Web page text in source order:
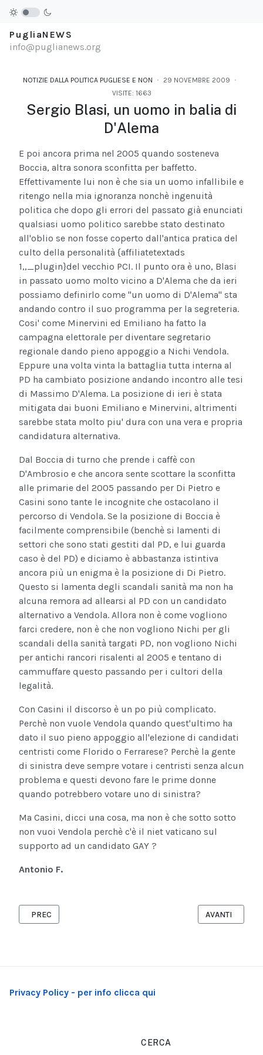
PugliaNEWS
info@puglianews.org
NOTIZIE DALLA POLITICA PUGLIESE E NON
29 NOVEMBRE 2009
VISITE: 1663
Sergio Blasi, un uomo in balia di
D'Alema
E poi ancora prima nel 2005 quando sosteneva
Boccia, altra sonora sconfitta per baffetto.
Effettivamente lui non è che sia un uomo infallibile e
ritengo nella mia ignoranza nonchè ingenuità
politica che dopo gli errori del passato già enunciati
qualsiasi uomo politico sarebbe stato destinato
all'oblio se non fosse coperto dall'antica pratica del
culto della personalità {affiliatetextads
1,,_plugin}del vecchio PCI. Il punto ora è uno, Blasi
in passato uomo molto vicino a D'Alema che da ieri
possiamo definirlo come "un uomo di D'Alema" sta
andando contro il suo programma per la segreteria.
Cosi' come Minervini ed Emiliano ha fatto la
campagna elettorale per diventare segretario
regionale dando pieno appoggio a Nichi Vendola.
Eppure una volta vinta la battaglia tutta interna al
PD ha cambiato posizione andando incontro alle tesi
di Massimo D'Alema. La posizione di ieri è stata
mitigata dai buoni Emiliano e Minervini, altrimenti
sarebbe stata molto piu' dura con una vera e propria
candidatura alternativa.
Dal Boccia di turno che prende i caffè con
D'Ambrosio e che ancora sente scottare la sconfitta
alle primarie del 2005 passando per Di Pietro e
Casini sono tante le incognite che ostacolano il
percorso di Vendola. Se la posizione di Boccia è
facilmente comprensibile (benchè si lamenti di
settori che sono stati gestiti dal PD, e lui guarda
caso è del PD) e diciamo è abbastanza istintiva
ancora più un enigma è la posizione di Di Pietro.
Questo si lamenta degli scandali sanità ma non ha
alcuna remora ad allearsi al PD con un candidato
alternativo a Vendola. Allora non è come vogliono
farci credere, non è che non vogliono Nichi per gli
scandali della sanità targati PD, non vogliono Nichi
per antichi rancori risalenti al 2005 e tentano di
cammuffare questo passando per i cultori della
legalità.
Con Casini il discorso è un po più complicato.
Perchè non vuole Vendola quando quest'ultimo ha
dato il suo pieno appoggio all'elezione di candidati
centristi come Florido o Ferrarese? Perchè la gente
di sinistra deve sempre votare i centristi senza alcun
problema e questi devono fare le prime donne
quando potrebbero votare uno di sinistra?
Ma Casini, dicci una cosa, ma non è che sotto sotto
non vuoi Vendola perchè c'è il niet vaticano sul
supporto ad un candidato GAY ?
Antonio F.
ARTICOLO PRECEDENTE: VENDOLA AL PD: O PRIMARIE O MI
PREC ARTICOLO
AVANTI
Privacy Policy - per info clicca qui
CERCA